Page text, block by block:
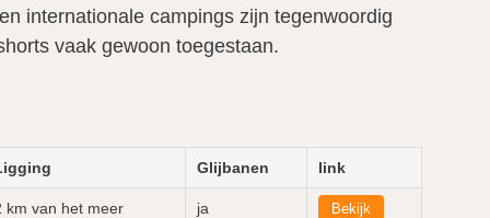
internationale campings zijn tegenwoordig
vaak gewoon toegestaan.
Glijbanen link
km van het meer ja Bekijk